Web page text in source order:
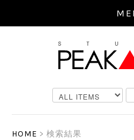
HOME > 検索結果